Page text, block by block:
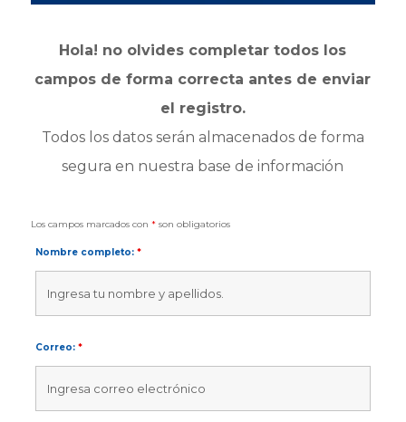
Hola! no olvides completar todos los
campos de forma correcta antes de enviar
el registro.
Todos los datos serán almacenados de forma
segura en nuestra base de información
Los campos marcados con *son obligatorios
Nombre completo: *
Correo: *